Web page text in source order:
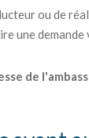
ou de
une demande
de